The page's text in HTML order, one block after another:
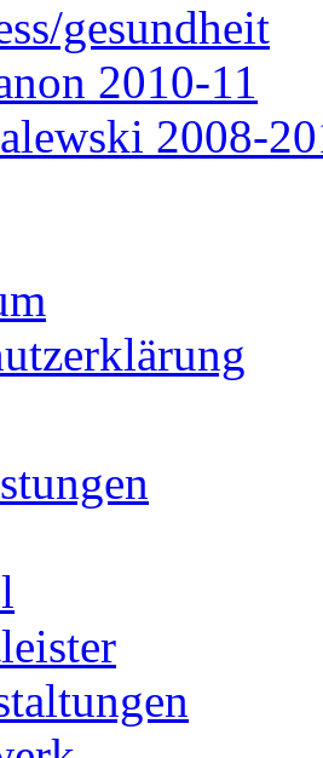
gesundheit
2010-11
2008-